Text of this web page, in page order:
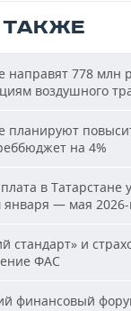
ТАКЖЕ
направят 778 млн
воздушного
планируют
на 4%
в Татарстане
января — мая 2026-
стандарт» и
ФАС
финансовый